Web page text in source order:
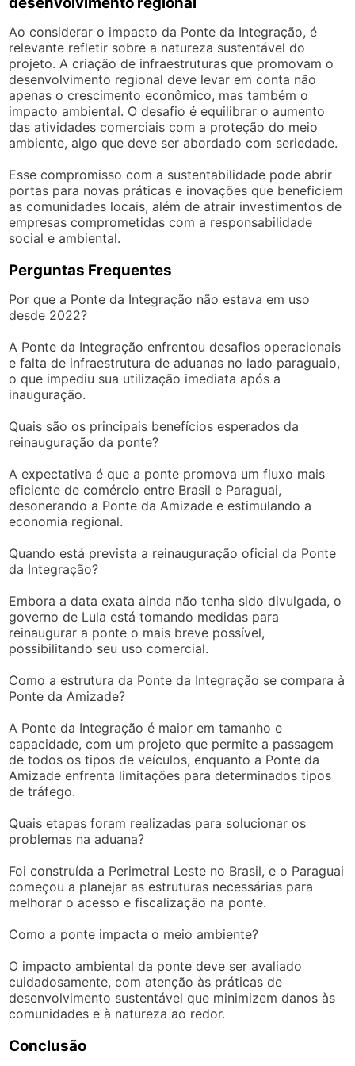
Ao considerar o impacto da Ponte da Integração, é
relevante refletir sobre a natureza sustentável do
projeto. A criação de infraestruturas que promovam o
desenvolvimento regional deve levar em conta não
apenas o crescimento econômico, mas também o
impacto ambiental. O desafio é equilibrar o aumento
das atividades comerciais com a proteção do meio
ambiente, algo que deve ser abordado com seriedade.
Esse compromisso com a sustentabilidade pode abrir
portas para novas práticas e inovações que beneficiem
as comunidades locais, além de atrair investimentos de
empresas comprometidas com a responsabilidade
social e ambiental.
Perguntas Frequentes
Por que a Ponte da Integração não estava em uso
desde 2022?
A Ponte da Integração enfrentou desafios operacionais
e falta de infraestrutura de aduanas no lado paraguaio,
o que impediu sua utilização imediata após a
inauguração.
Quais são os principais benefícios esperados da
reinauguração da ponte?
A expectativa é que a ponte promova um fluxo mais
eficiente de comércio entre Brasil e Paraguai,
desonerando a Ponte da Amizade e estimulando a
economia regional.
Quando está prevista a reinauguração oficial da Ponte
da Integração?
Embora a data exata ainda não tenha sido divulgada, o
governo de Lula está tomando medidas para
reinaugurar a ponte o mais breve possível,
possibilitando seu uso comercial.
Como a estrutura da Ponte da Integração se compara à
Ponte da Amizade?
A Ponte da Integração é maior em tamanho e
capacidade, com um projeto que permite a passagem
de todos os tipos de veículos, enquanto a Ponte da
Amizade enfrenta limitações para determinados tipos
de tráfego.
Quais etapas foram realizadas para solucionar os
problemas na aduana?
Foi construída a Perimetral Leste no Brasil, e o Paraguai
começou a planejar as estruturas necessárias para
melhorar o acesso e fiscalização na ponte.
Como a ponte impacta o meio ambiente?
O impacto ambiental da ponte deve ser avaliado
cuidadosamente, com atenção às práticas de
desenvolvimento sustentável que minimizem danos às
comunidades e à natureza ao redor.
Conclusão